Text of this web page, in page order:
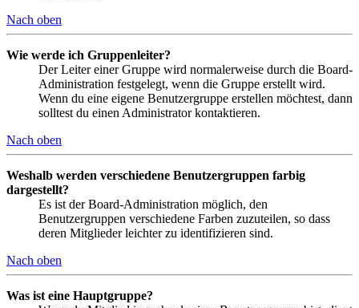
Nach oben
Wie werde ich Gruppenleiter?
Der Leiter einer Gruppe wird normalerweise durch die Board-
Administration festgelegt, wenn die Gruppe erstellt wird.
Wenn du eine eigene Benutzergruppe erstellen möchtest, dann
solltest du einen Administrator kontaktieren.
Nach oben
Weshalb werden verschiedene Benutzergruppen farbig
dargestellt?
Es ist der Board-Administration möglich, den
Benutzergruppen verschiedene Farben zuzuteilen, so dass
deren Mitglieder leichter zu identifizieren sind.
Nach oben
Was ist eine Hauptgruppe?